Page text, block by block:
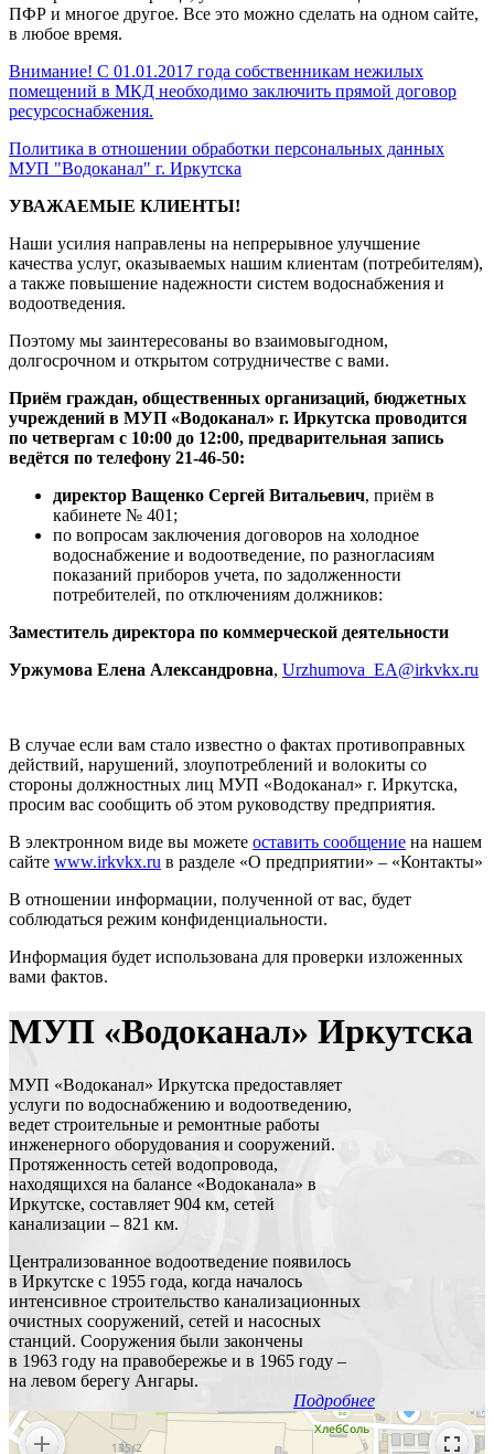
ПФР и многое другое. Все это можно сделать на одном сайте,
в любое время.
Внимание! С 01.01.2017 года собственникам нежилых
помещений в МКД необходимо заключить прямой договор
ресурсоснабжения.
Политика в отношении обработки персональных данных
МУП "Водоканал" г. Иркутска
УВАЖАЕМЫЕ КЛИЕНТЫ!
Наши усилия направлены на непрерывное улучшение
качества услуг, оказываемых нашим клиентам (потребителям),
а также повышение надежности систем водоснабжения и
водоотведения.
Поэтому мы заинтересованы во взаимовыгодном,
долгосрочном и открытом сотрудничестве с вами.
Приём граждан, общественных организаций, бюджетных
учреждений в МУП «Водоканал» г. Иркутска проводится
по четвергам с 10:00 до 12:00, предварительная запись
ведётся по телефону 21-46-50:
директор Ващенко Сергей Витальевич, приём в
кабинете № 401;
по вопросам заключения договоров на холодное
водоснабжение и водоотведение, по разногласиям
показаний приборов учета, по задолженности
потребителей, по отключениям должников:
Заместитель директора по коммерческой деятельности
Уржумова Елена Александровна, Urzhumova_EA@irkvkx.ru
В случае если вам стало известно о фактах противоправных
действий, нарушений, злоупотреблений и волокиты со
стороны должностных лиц МУП «Водоканал» г. Иркутска,
просим вас сообщить об этом руководству предприятия.
В электронном виде вы можете оставить сообщение на нашем
сайте www.irkvkx.ru в разделе «О предприятии» – «Контакты»
В отношении информации, полученной от вас, будет
соблюдаться режим конфиденциальности.
Информация будет использована для проверки изложенных
вами фактов.
МУП «Водоканал» Иркутска
МУП «Водоканал» Иркутска предоставляет
услуги по водоснабжению и водоотведению,
ведет строительные и ремонтные работы
инженерного оборудования и сооружений.
Протяженность сетей водопровода,
находящихся на балансе «Водоканала» в
Иркутске, составляет 904 км, сетей
канализации – 821 км.
Централизованное водоотведение появилось
в Иркутске с 1955 года, когда началось
интенсивное строительство канализационных
очистных сооружений, сетей и насосных
станций. Сооружения были закончены
в 1963 году на правобережье и в 1965 году –
на левом берегу Ангары.
Подробнее